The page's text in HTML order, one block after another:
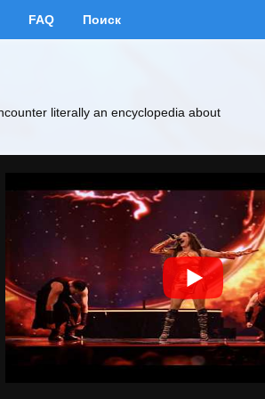
FAQ Поиск
literally an encyclopedia about